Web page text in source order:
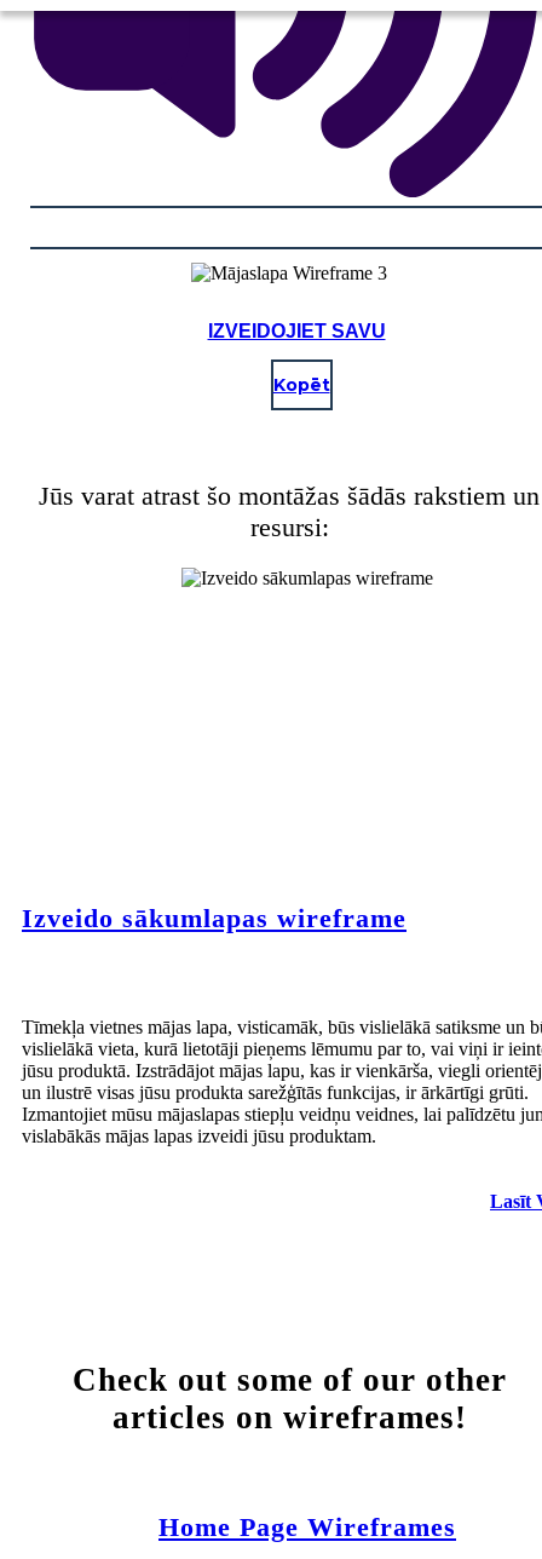
IZVEIDOJIET SAVU
Kopēt
Jūs varat atrast šo montāžas šādās rakstiem un
resursi:
Izveido sākumlapas wireframe
Tīmekļa vietnes mājas lapa, visticamāk, būs vislielākā satiksme un
vislielākā vieta, kurā lietotāji pieņems lēmumu par to, vai viņi ir
jūsu produktā. Izstrādājot mājas lapu, kas ir vienkārša, viegli
un ilustrē visas jūsu produkta sarežģītās funkcijas, ir ārkārtīgi grūti.
Izmantojiet mūsu mājaslapas stiepļu veidņu veidnes, lai palīdzētu
vislabākās mājas lapas izveidi jūsu produktam.
Lasīt
Check out some of our other
articles on wireframes!
Home Page Wireframes